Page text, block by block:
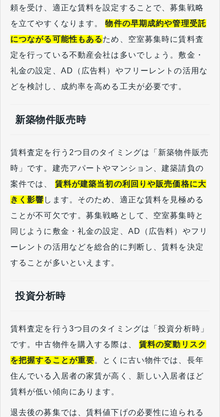
頼を受け、適正な賃料を設定することで、募集戦略
を立てやすくなります。物件の早期成約や管理受託
につながる可能性もあるため、空室募集時に賃料査
定を行っている不動産会社は多いでしょう。敷金・
礼金の設定、AD（広告料）やフリーレントの活用な
どを検討し、成約率を高める工夫が必要です。
新築物件販売時
賃料査定を行う2つ目のタイミングは「新築物件販売
時」です。建売アパートやマンション、建築請負の
案件では、 賃料が建築当初の利回りや販売価格に大
きく影響 します。そのため、適正な賃料を見極める
ことが不可欠です。募集戦略として、空室募集時と
同じように敷金・礼金の設定、AD（広告料）やフリ
ーレントの活用などを総合的に判断し、賃料を決定
することが多いといえます。
投資分析時
賃料査定を行う3つ目のタイミングは「投資分析時」
です。中古物件を購入する際は、 賃料の変動リスク
を把握することが重要。とくに古い物件では、長年
住んでいる入居者の家賃が高く、新しい入居者ほど
賃料が低い傾向にあります。
退去後の募集では、賃料値下げの必要性に迫られる